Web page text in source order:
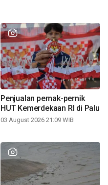
Penjualan pernak-pernik
HUT Kemerdekaan RI di Palu
03 August 2026 21:09 WIB